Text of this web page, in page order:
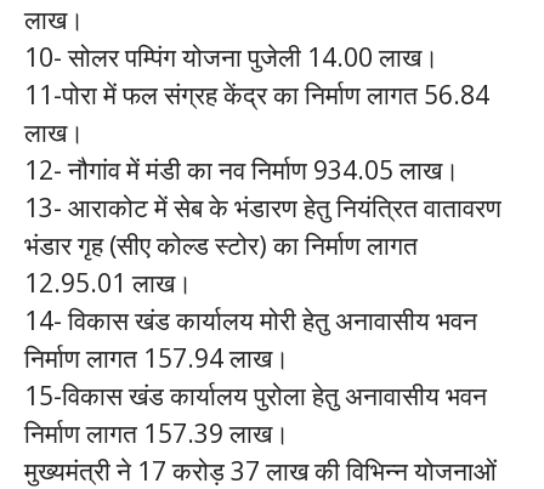
लाख।
10- सोलर पम्पिंग योजना पुजेली 14.00 लाख।
11-पोरा में फल संग्रह केंद्र का निर्माण लागत 56.84
लाख।
12- नौगांव में मंडी का नव निर्माण 934.05 लाख।
13- आराकोट में सेब के भंडारण हेतु नियंत्रित वातावरण
भंडार गृह (सीए कोल्ड स्टोर) का निर्माण लागत
12.95.01 लाख।
14- विकास खंड कार्यालय मोरी हेतु अनावासीय भवन
निर्माण लागत 157.94 लाख।
15-विकास खंड कार्यालय पुरोला हेतु अनावासीय भवन
निर्माण लागत 157.39 लाख।
मुख्यमंत्री ने 17 करोड़ 37 लाख की विभिन्न योजनाओं